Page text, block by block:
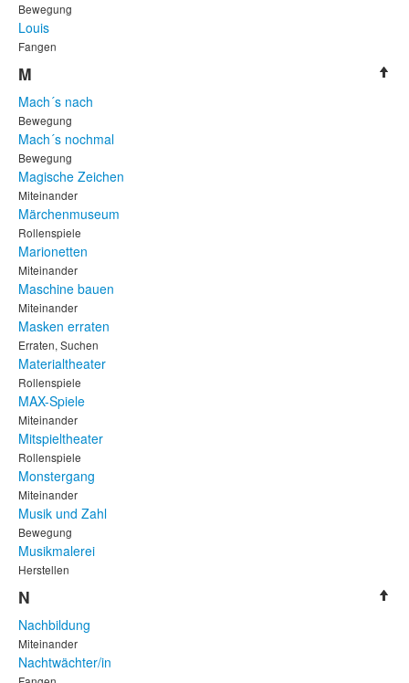
Bewegung
Louis
Fangen
M
Mach´s nach
Bewegung
Mach´s nochmal
Bewegung
Magische Zeichen
Miteinander
Märchenmuseum
Rollenspiele
Marionetten
Miteinander
Maschine bauen
Miteinander
Masken erraten
Erraten, Suchen
Materialtheater
Rollenspiele
MAX-Spiele
Miteinander
Mitspieltheater
Rollenspiele
Monstergang
Miteinander
Musik und Zahl
Bewegung
Musikmalerei
Herstellen
N
Nachbildung
Miteinander
Nachtwächter/in